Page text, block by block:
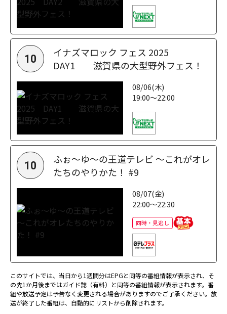
10
イナズマロック フェス 2025
DAY1 滋賀県の大型野外フェス！
08/06(木)
19:00～22:00
10
ふぉ～ゆ～の王道テレビ ～これがオレ
たちのやりかた！ #9
08/07(金)
22:00～22:30
同時・見逃し
このサイトでは、当日から1週間分はEPGと同等の番組情報が表示され、そ
の先1か月後まではガイド誌（有料）と同等の番組情報が表示されます。番
組や放送予定は予告なく変更される場合がありますのでご了承ください。放
送が終了した番組は、自動的にリストから削除されます。